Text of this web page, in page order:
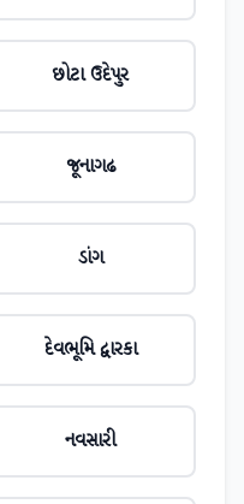
છોટા ઉદેપુર
જૂનાગઢ
ડાંગ
દેવભૂમિ દ્વારકા
નવસારી